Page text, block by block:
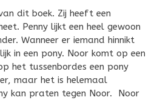
dit boek. Zij heeft een
Penny lijkt een heel gewoon
Wanneer er iemand hinnikt
in een pony. Noor komt op een
het tussenbordes een pony
maar het is helemaal
kan praten tegen Noor. Noor